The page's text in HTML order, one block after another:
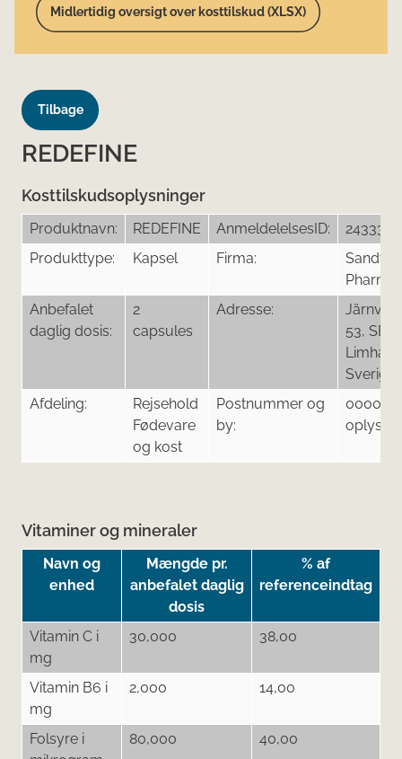
Midlertidig oversigt over kosttilskud (XLSX)
Tilbage
REDEFINE
Kosttilskudsoplysninger
Produktnavn: REDEFINE AnmeldelelsesID:
24333
Produkttype:
Kapsel Firma:
Sandvig
Pharma
Anbefalet
daglig dosis:
2
capsules
Adresse:
53, SE -
Sverige
Afdeling:
Rejsehold
Fødevare
og kost
Postnummer og
by:
0000
Vitaminer og mineraler
Navn og
enhed
Mængde pr.
anbefalet daglig
dosis
% af
referenceindtag
Vitamin C i
mg
30,000 38,00
Vitamin B6 i
mg
2,000 14,00
Folsyre i
80,000 40,00